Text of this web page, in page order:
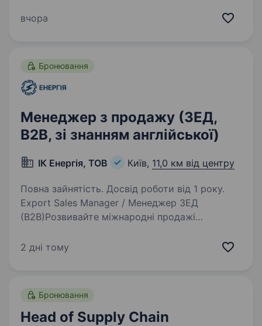
директора. Якщо продажі — це твоє,
вчора
Бронювання
Менеджер з продажу (ЗЕД,
В2В, зі знанням англійської)
ІК Енергія, ТОВ Київ, 11,0 км від центру
Повна зайнятість. Досвід роботи від 1 року.
Export Sales Manager / Менеджер ЗЕД
(B2B)Розвивайте міжнародні продажі
«ЕНЕРГІЯ» — українська інжинірингова
2 дні тому
Бронювання
Head of Supply Chain